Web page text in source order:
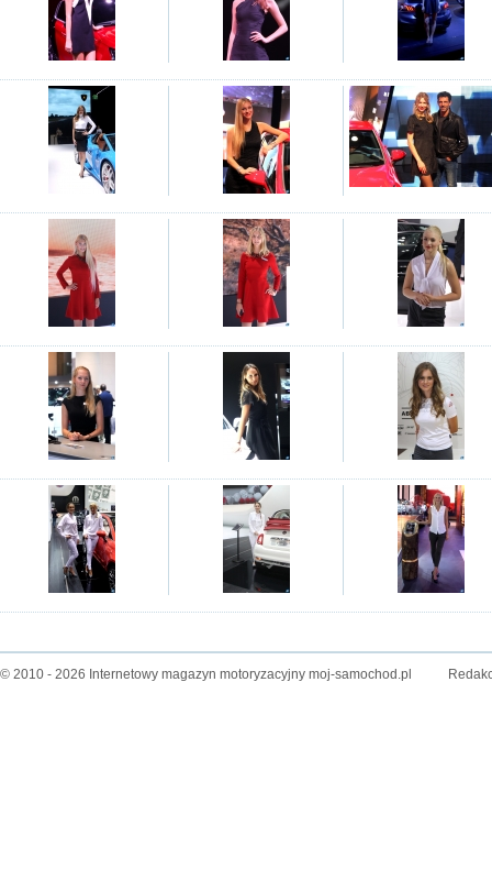
© 2010 - 2026 Internetowy magazyn motoryzacyjny moj-samochod.pl